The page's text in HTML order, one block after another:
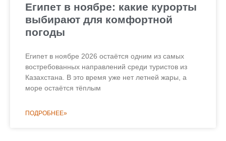
Египет в ноябре: какие курорты
выбирают для комфортной
погоды
Египет в ноябре 2026 остаётся одним из самых
востребованных направлений среди туристов из
Казахстана. В это время уже нет летней жары, а
море остаётся тёплым
ПОДРОБНЕЕ»